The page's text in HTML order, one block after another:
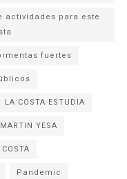
actividades para este
fuertes
LA COSTA ESTUDIA
MARTIN YESA
Pandemic